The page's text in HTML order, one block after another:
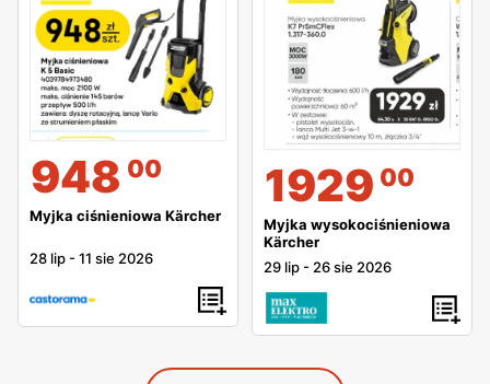
948 00
Myjka ciśnieniowa Kärcher
28 lip -11 sie 2026
1929 00
Myjka wysokociśnieniowa
Kärcher
29 lip - 26 sie 2026